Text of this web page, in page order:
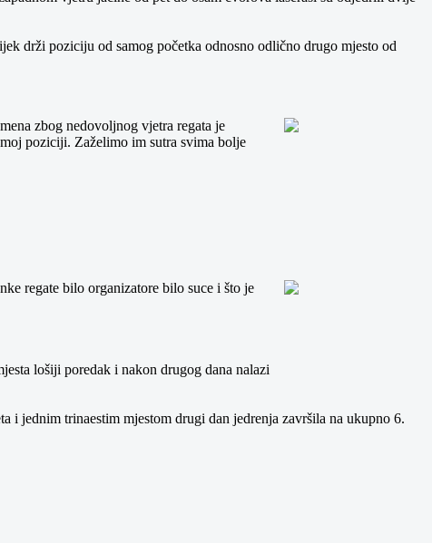
drži poziciju od samog početka odnosno odlično drugo mjesto od
zbog nedovoljnog vjetra regata je
poziciji. Zaželimo im sutra svima bolje
regate bilo organizatore bilo suce i što je
lošiji poredak i nakon drugog dana nalazi
i jednim trinaestim mjestom drugi dan jedrenja završila na ukupno 6.